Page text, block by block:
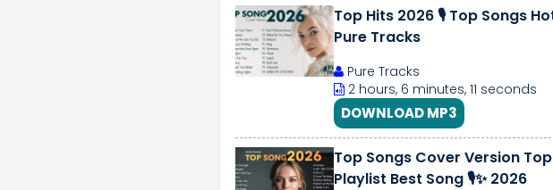
Top Hits 2026 🎙️ Top Songs
Pure Tracks
Pure Tracks
2 hours, 6 minutes, 11 seconds
DOWNLOAD MP3
Top Songs Cover Version
Playlist Best Song 🎙✨ 2026